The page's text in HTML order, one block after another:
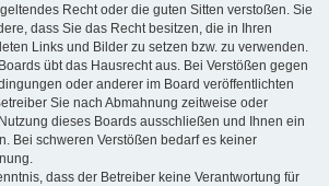
Recht oder die guten Sitten verstoßen. Sie
dass Sie das Recht besitzen, die in Ihren
Links und Bilder zu setzen bzw. zu verwenden.
übt das Hausrecht aus. Bei Verstößen gegen
oder anderer im Board veröffentlichten
Sie nach Abmahnung zeitweise oder
dieses Boards ausschließen und Ihnen ein
Bei schweren Verstößen bedarf es keiner
dass der Betreiber keine Verantwortung für